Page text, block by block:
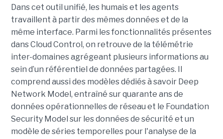
Dans cet outil unifié, les humais et les agents
travaillent à partir des mêmes données et de la
même interface. Parmi les fonctionnalités présentes
dans Cloud Control, on retrouve de la télémétrie
inter-domaines agrégeant plusieurs informations au
sein d’un référentiel de données partagées. Il
comprend aussi des modèles dédiés à savoir Deep
Network Model, entraîné sur quarante ans de
données opérationnelles de réseau et le Foundation
Security Model sur les données de sécurité et un
modèle de séries temporelles pour l'analyse de la